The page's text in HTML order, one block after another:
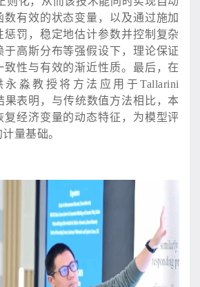
数有效的状态变量，以及通过施加
惩罚，稳定地估计参数并控制复杂
于高斯分布等强假设下，理论保证
致性与有效的渐近性质。最后，在
淼教授将方法应用于Tallarini
果表明，与传统数值方法相比，本
复经济变量的动态特征，为模型评
量基础。